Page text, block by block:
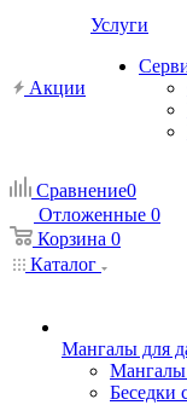
Акции
Услуги
Сравнение0
Отложенные 0
Корзина 0
Каталог
Мангалы для
Беседки